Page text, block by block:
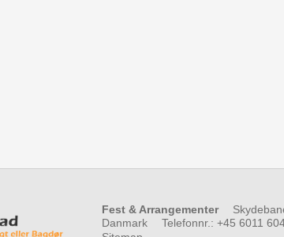
Fest & Arrangementer
Danmark
Telefonnr.: +45 6011